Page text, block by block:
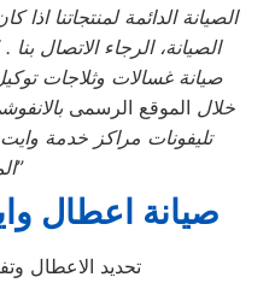
الصيانة الدائمة لمنتجاتنا
الصيانة، الرجاء الاتصال
صيانة غسالات وثلاجات
خلال الموقع الرسمى
تليفونات مراكز خدمة
”
صيانة اعطال
تحديد الاعطال